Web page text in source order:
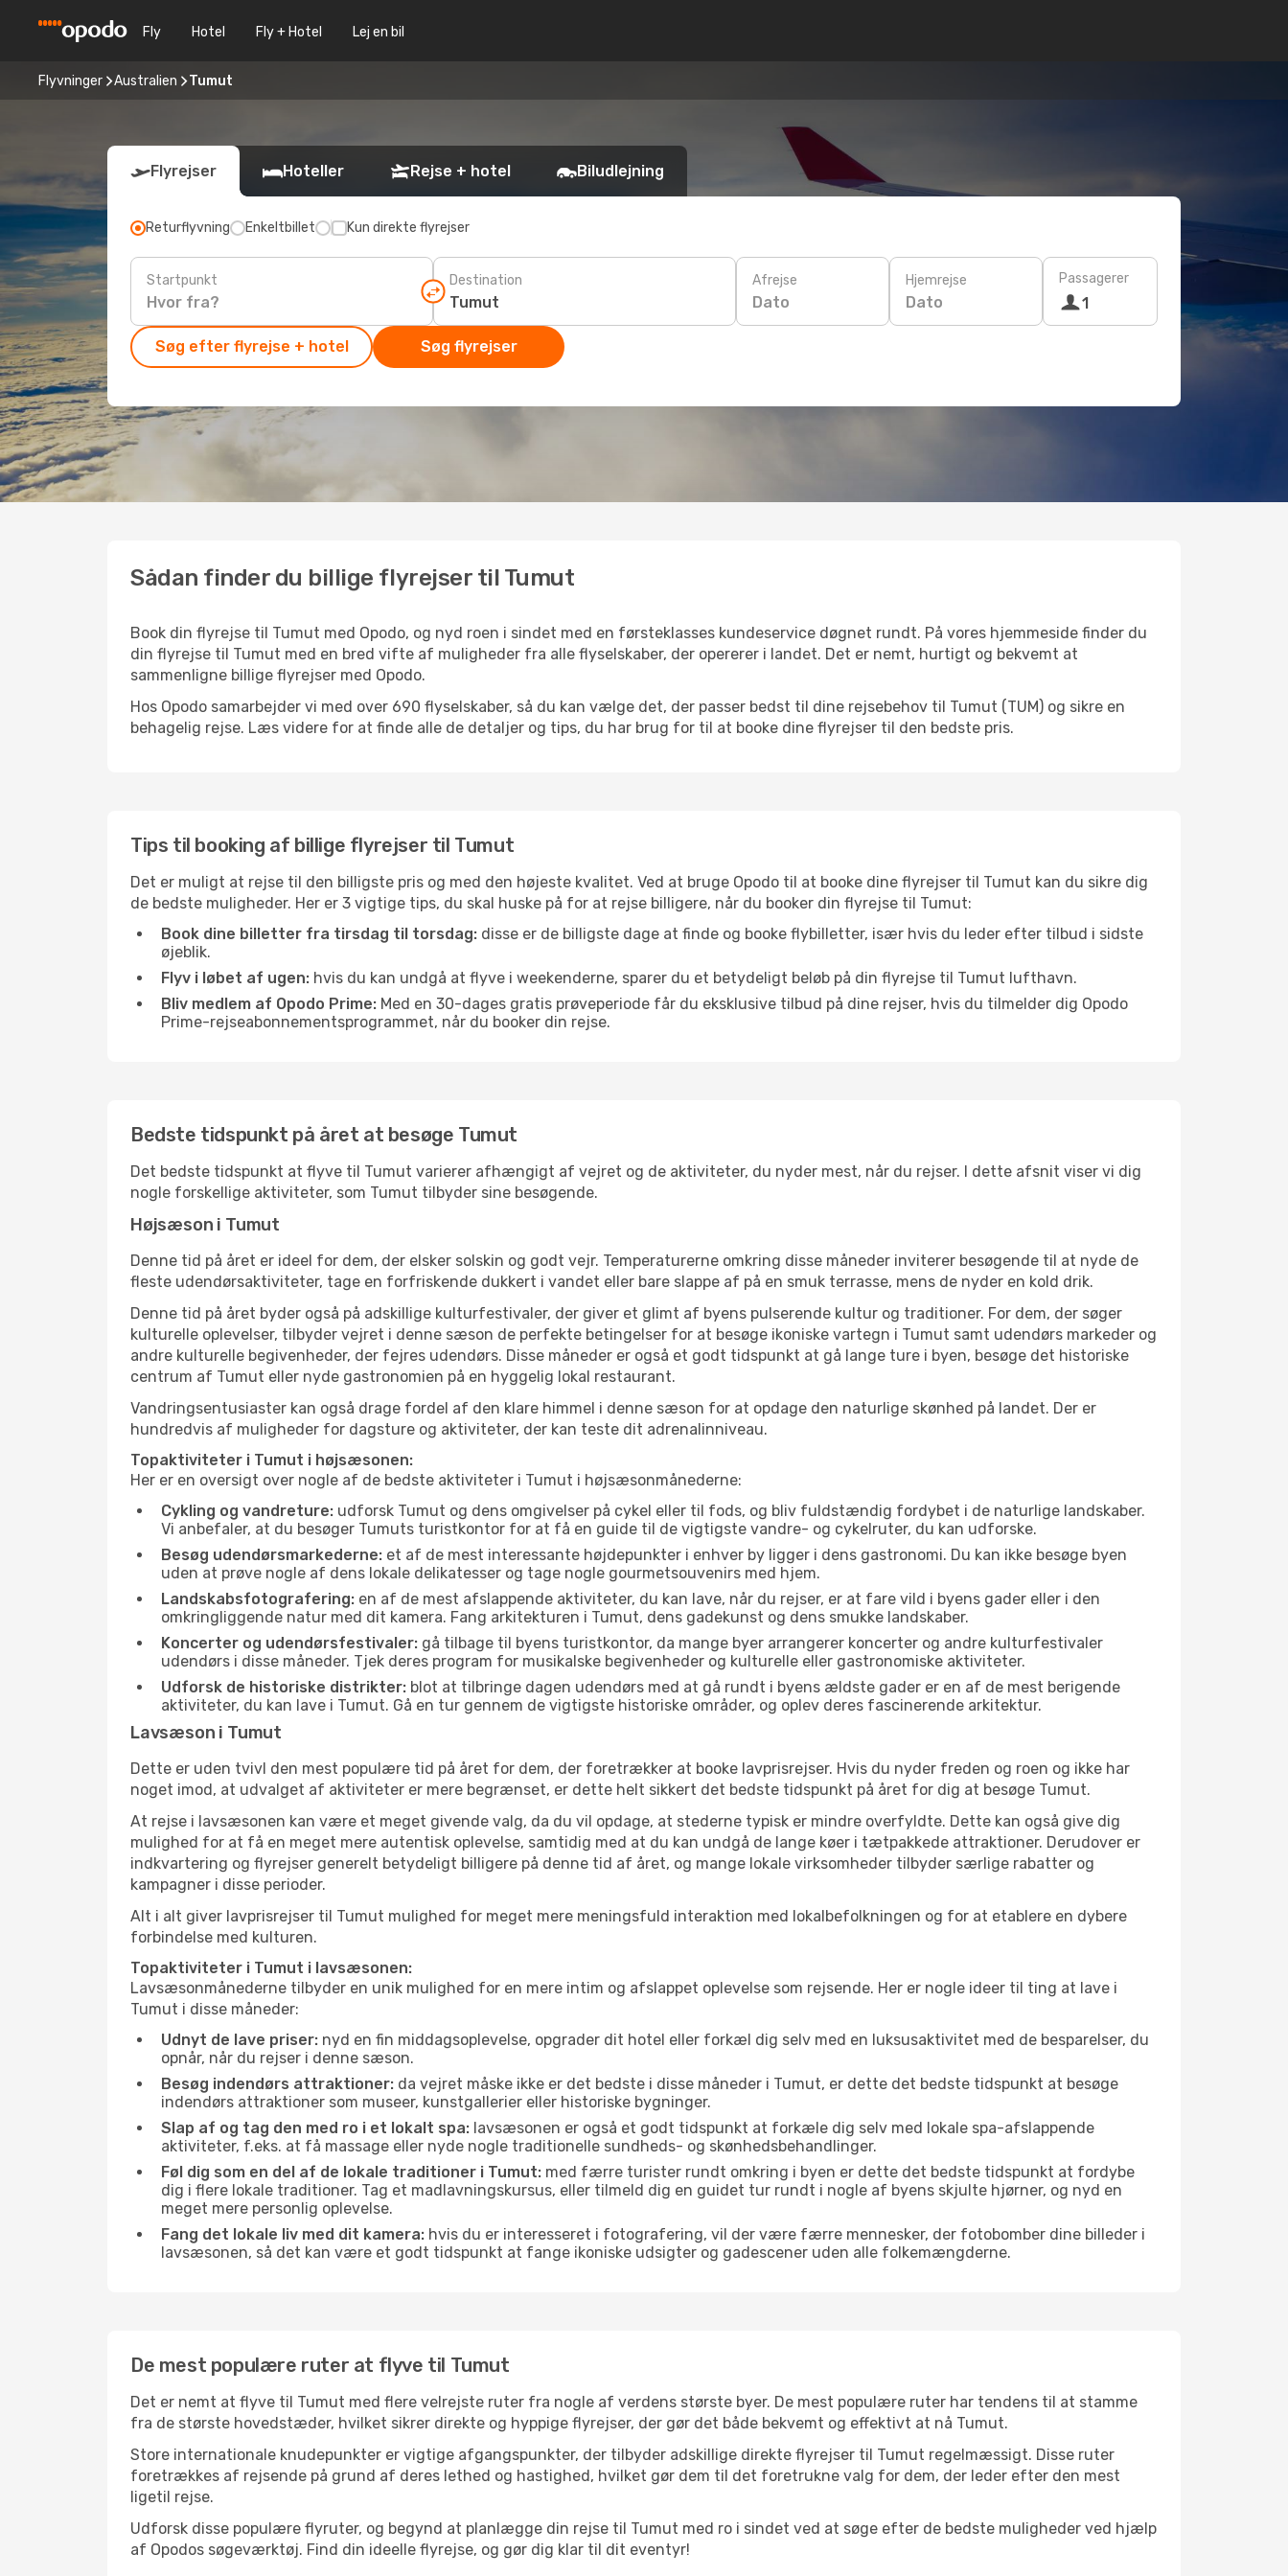
Fly Hotel Fly + Hotel Lej en bil
Flyvninger Australien Tumut
Flyrejser Hoteller Rejse + hotel Biludlejning
Returflyvning Enkeltbillet Kun direkte flyrejser
Startpunkt Destination Afrejse
Dato
Hjemrejse
Dato
Passagerer
1
Søg efter flyrejse + hotel Søg flyrejser
Sådan finder du billige flyrejser til Tumut
Book din flyrejse til Tumut med Opodo, og nyd roen i sindet med en førsteklasses kundeservice døgnet rundt. På vores hjemmeside finder du
din flyrejse til Tumut med en bred vifte af muligheder fra alle flyselskaber, der opererer i landet. Det er nemt, hurtigt og bekvemt at
sammenligne billige flyrejser med Opodo.
Hos Opodo samarbejder vi med over 690 flyselskaber, så du kan vælge det, der passer bedst til dine rejsebehov til Tumut (TUM) og sikre en
behagelig rejse. Læs videre for at finde alle de detaljer og tips, du har brug for til at booke dine flyrejser til den bedste pris.
Tips til booking af billige flyrejser til Tumut
Det er muligt at rejse til den billigste pris og med den højeste kvalitet. Ved at bruge Opodo til at booke dine flyrejser til Tumut kan du sikre dig
de bedste muligheder. Her er 3 vigtige tips, du skal huske på for at rejse billigere, når du booker din flyrejse til Tumut:
Book dine billetter fra tirsdag til torsdag: disse er de billigste dage at finde og booke flybilletter, især hvis du leder efter tilbud i sidste
øjeblik.
Flyv i løbet af ugen: hvis du kan undgå at flyve i weekenderne, sparer du et betydeligt beløb på din flyrejse til Tumut lufthavn.
Bliv medlem af Opodo Prime: Med en 30-dages gratis prøveperiode får du eksklusive tilbud på dine rejser, hvis du tilmelder dig Opodo
Prime-rejseabonnementsprogrammet, når du booker din rejse.
Bedste tidspunkt på året at besøge Tumut
Det bedste tidspunkt at flyve til Tumut varierer afhængigt af vejret og de aktiviteter, du nyder mest, når du rejser. I dette afsnit viser vi dig
nogle forskellige aktiviteter, som Tumut tilbyder sine besøgende.
Højsæson i Tumut
Denne tid på året er ideel for dem, der elsker solskin og godt vejr. Temperaturerne omkring disse måneder inviterer besøgende til at nyde de
fleste udendørsaktiviteter, tage en forfriskende dukkert i vandet eller bare slappe af på en smuk terrasse, mens de nyder en kold drik.
Denne tid på året byder også på adskillige kulturfestivaler, der giver et glimt af byens pulserende kultur og traditioner. For dem, der søger
kulturelle oplevelser, tilbyder vejret i denne sæson de perfekte betingelser for at besøge ikoniske vartegn i Tumut samt udendørs markeder og
andre kulturelle begivenheder, der fejres udendørs. Disse måneder er også et godt tidspunkt at gå lange ture i byen, besøge det historiske
centrum af Tumut eller nyde gastronomien på en hyggelig lokal restaurant.
Vandringsentusiaster kan også drage fordel af den klare himmel i denne sæson for at opdage den naturlige skønhed på landet. Der er
hundredvis af muligheder for dagsture og aktiviteter, der kan teste dit adrenalinniveau.
Topaktiviteter i Tumut i højsæsonen:
Her er en oversigt over nogle af de bedste aktiviteter i Tumut i højsæsonmånederne:
Cykling og vandreture: udforsk Tumut og dens omgivelser på cykel eller til fods, og bliv fuldstændig fordybet i de naturlige landskaber.
Vi anbefaler, at du besøger Tumuts turistkontor for at få en guide til de vigtigste vandre- og cykelruter, du kan udforske.
Besøg udendørsmarkederne: et af de mest interessante højdepunkter i enhver by ligger i dens gastronomi. Du kan ikke besøge byen
uden at prøve nogle af dens lokale delikatesser og tage nogle gourmetsouvenirs med hjem.
Landskabsfotografering: en af de mest afslappende aktiviteter, du kan lave, når du rejser, er at fare vild i byens gader eller i den
omkringliggende natur med dit kamera. Fang arkitekturen i Tumut, dens gadekunst og dens smukke landskaber.
Koncerter og udendørsfestivaler: gå tilbage til byens turistkontor, da mange byer arrangerer koncerter og andre kulturfestivaler
udendørs i disse måneder. Tjek deres program for musikalske begivenheder og kulturelle eller gastronomiske aktiviteter.
Udforsk de historiske distrikter: blot at tilbringe dagen udendørs med at gå rundt i byens ældste gader er en af de mest berigende
aktiviteter, du kan lave i Tumut. Gå en tur gennem de vigtigste historiske områder, og oplev deres fascinerende arkitektur.
Lavsæson i Tumut
Dette er uden tvivl den mest populære tid på året for dem, der foretrækker at booke lavprisrejser. Hvis du nyder freden og roen og ikke har
noget imod, at udvalget af aktiviteter er mere begrænset, er dette helt sikkert det bedste tidspunkt på året for dig at besøge Tumut.
At rejse i lavsæsonen kan være et meget givende valg, da du vil opdage, at stederne typisk er mindre overfyldte. Dette kan også give dig
mulighed for at få en meget mere autentisk oplevelse, samtidig med at du kan undgå de lange køer i tætpakkede attraktioner. Derudover er
indkvartering og flyrejser generelt betydeligt billigere på denne tid af året, og mange lokale virksomheder tilbyder særlige rabatter og
kampagner i disse perioder.
Alt i alt giver lavprisrejser til Tumut mulighed for meget mere meningsfuld interaktion med lokalbefolkningen og for at etablere en dybere
forbindelse med kulturen.
Topaktiviteter i Tumut i lavsæsonen:
Lavsæsonmånederne tilbyder en unik mulighed for en mere intim og afslappet oplevelse som rejsende. Her er nogle ideer til ting at lave i
Tumut i disse måneder:
Udnyt de lave priser: nyd en fin middagsoplevelse, opgrader dit hotel eller forkæl dig selv med en luksusaktivitet med de besparelser, du
opnår, når du rejser i denne sæson.
Besøg indendørs attraktioner: da vejret måske ikke er det bedste i disse måneder i Tumut, er dette det bedste tidspunkt at besøge
indendørs attraktioner som museer, kunstgallerier eller historiske bygninger.
Slap af og tag den med ro i et lokalt spa: lavsæsonen er også et godt tidspunkt at forkæle dig selv med lokale spa-afslappende
aktiviteter, f.eks. at få massage eller nyde nogle traditionelle sundheds- og skønhedsbehandlinger.
Føl dig som en del af de lokale traditioner i Tumut: med færre turister rundt omkring i byen er dette det bedste tidspunkt at fordybe
dig i flere lokale traditioner. Tag et madlavningskursus, eller tilmeld dig en guidet tur rundt i nogle af byens skjulte hjørner, og nyd en
meget mere personlig oplevelse.
Fang det lokale liv med dit kamera: hvis du er interesseret i fotografering, vil der være færre mennesker, der fotobomber dine billeder i
lavsæsonen, så det kan være et godt tidspunkt at fange ikoniske udsigter og gadescener uden alle folkemængderne.
De mest populære ruter at flyve til Tumut
Det er nemt at flyve til Tumut med flere velrejste ruter fra nogle af verdens største byer. De mest populære ruter har tendens til at stamme
fra de største hovedstæder, hvilket sikrer direkte og hyppige flyrejser, der gør det både bekvemt og effektivt at nå Tumut.
Store internationale knudepunkter er vigtige afgangspunkter, der tilbyder adskillige direkte flyrejser til Tumut regelmæssigt. Disse ruter
foretrækkes af rejsende på grund af deres lethed og hastighed, hvilket gør dem til det foretrukne valg for dem, der leder efter den mest
ligetil rejse.
Udforsk disse populære flyruter, og begynd at planlægge din rejse til Tumut med ro i sindet ved at søge efter de bedste muligheder ved hjælp
af Opodos søgeværktøj. Find din ideelle flyrejse, og gør dig klar til dit eventyr!